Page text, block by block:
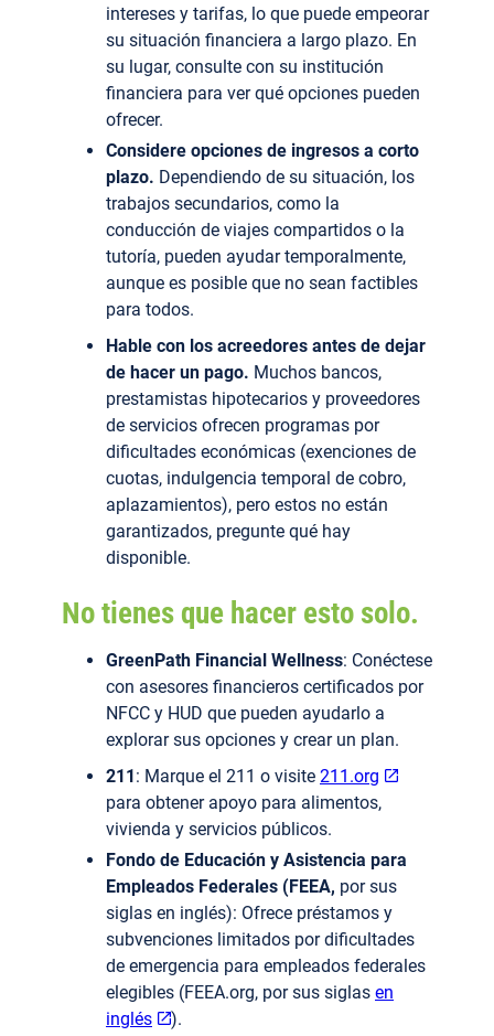
intereses y tarifas, lo que puede empeorar
su situación financiera a largo plazo. En
su lugar, consulte con su institución
financiera para ver qué opciones pueden
ofrecer.
Considere opciones de ingresos a corto
plazo. Dependiendo de su situación, los
trabajos secundarios, como la
conducción de viajes compartidos o la
tutoría, pueden ayudar temporalmente,
aunque es posible que no sean factibles
para todos.
Hable con los acreedores antes de dejar
de hacer un pago. Muchos bancos,
prestamistas hipotecarios y proveedores
de servicios ofrecen programas por
dificultades económicas (exenciones de
cuotas, indulgencia temporal de cobro,
aplazamientos), pero estos no están
garantizados, pregunte qué hay
disponible.
No tienes que hacer esto solo.
GreenPath Financial Wellness: Conéctese
con asesores financieros certificados por
NFCC y HUD que pueden ayudarlo a
explorar sus opciones y crear un plan.
211: Marque el 211 o visite 211.org
para obtener apoyo para alimentos,
vivienda y servicios públicos.
Fondo de Educación y Asistencia para
Empleados Federales (FEEA, por sus
siglas en inglés): Ofrece préstamos y
subvenciones limitados por dificultades
de emergencia para empleados federales
elegibles (FEEA.org, por sus siglas en
inglés
).